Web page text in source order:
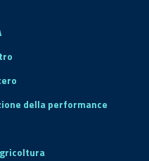
della performance